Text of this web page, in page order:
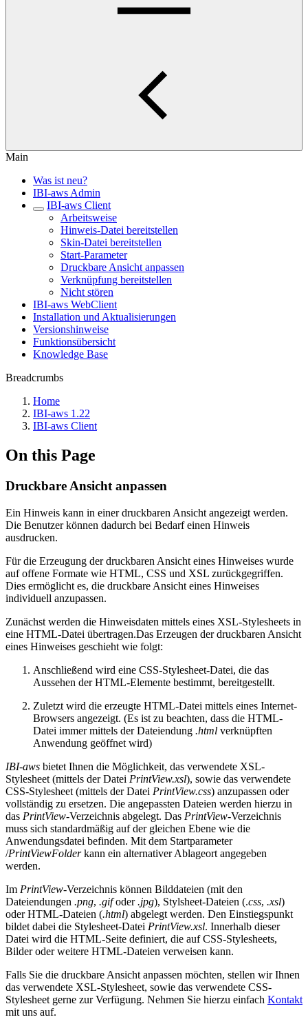
Main
Was ist neu?
IBI-aws Admin
IBI-aws Client
Arbeitsweise
Hinweis-Datei bereitstellen
Skin-Datei bereitstellen
Start-Parameter
Druckbare Ansicht anpassen
Verknüpfung bereitstellen
Nicht stören
IBI-aws WebClient
Installation und Aktualisierungen
Versionshinweise
Funktionsübersicht
Knowledge Base
Breadcrumbs
Home
IBI-aws 1.22
IBI-aws Client
On this Page
Druckbare Ansicht anpassen
Ein Hinweis kann in einer druckbaren Ansicht angezeigt werden.
Die Benutzer können dadurch bei Bedarf einen Hinweis
ausdrucken.
Für die Erzeugung der druckbaren Ansicht eines Hinweises wurde
auf offene Formate wie HTML, CSS und XSL zurückgegriffen.
Dies ermöglicht es, die druckbare Ansicht eines Hinweises
individuell anzupassen.
Zunächst werden die Hinweisdaten mittels eines XSL-Stylesheets in
eine HTML-Datei übertragen.Das Erzeugen der druckbaren Ansicht
eines Hinweises geschieht wie folgt:
Anschließend wird eine CSS-Stylesheet-Datei, die das
Aussehen der HTML-Elemente bestimmt, bereitgestellt.
Zuletzt wird die erzeugte HTML-Datei mittels eines Internet-
Browsers angezeigt. (Es ist zu beachten, dass die HTML-
Datei immer mittels der Dateiendung .html verknüpften
Anwendung geöffnet wird)
IBI-aws bietet Ihnen die Möglichkeit, das verwendete XSL-
Stylesheet (mittels der Datei PrintView.xsl), sowie das verwendete
CSS-Stylesheet (mittels der Datei PrintView.css) anzupassen oder
vollständig zu ersetzen. Die angepassten Dateien werden hierzu in
das PrintView-Verzeichnis abgelegt. Das PrintView-Verzeichnis
muss sich standardmäßig auf der gleichen Ebene wie die
Anwendungsdatei befinden. Mit dem Startparameter
/PrintViewFolderkann ein alternativer Ablageort angegeben
werden.
Im PrintView-Verzeichnis können Bilddateien (mit den
Dateiendungen .png, .gifoder.jpg), Stylsheet-Dateien (.css, .xsl)
oder HTML-Dateien (.html) abgelegt werden. Den Einstiegspunkt
bildet dabei die Stylesheet-Datei PrintView.xsl. Innerhalb dieser
Datei wird die HTML-Seite definiert, die auf CSS-Stylesheets,
Bilder oder weitere HTML-Dateien verweisen kann.
Falls Sie die druckbare Ansicht anpassen möchten, stellen wir Ihnen
das verwendete XSL-Stylesheet, sowie das verwendete CSS-
Stylesheet gerne zur Verfügung. Nehmen Sie hierzu einfach Kontakt
mit uns auf.